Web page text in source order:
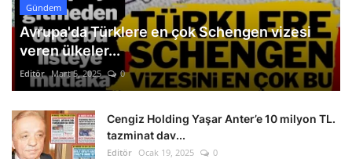
Gündem
Avrupa'da Türklere en çok Schengen vizesi
veren ülkeler...
Editör Mart 5, 2025 0
Cengiz Holding Yaşar Anter’e 10 milyon TL.
tazminat dav...
Editör Ocak 19, 2025 0